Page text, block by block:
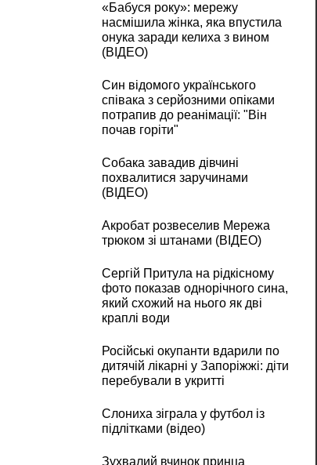
«Бабуся року»: мережу
насмішила жінка, яка впустила
онука заради келиха з вином
(ВІДЕО)
Син відомого українського
співака з серйозними опіками
потрапив до реанімації: "Він
почав горіти"
Собака завадив дівчині
похвалитися заручинами
(ВІДЕО)
Акробат розвеселив Мережа
трюком зі штанами (ВІДЕО)
Сергій Притула на рідкісному
фото показав однорічного сина,
який схожий на нього як дві
краплі води
Російські окупанти вдарили по
дитячій лікарні у Запоріжжі: діти
перебували в укритті
Слониха зіграла у футбол із
підлітками (відео)
Зухвалий вчинок принца